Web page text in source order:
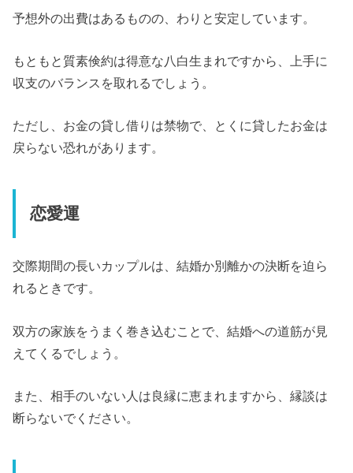
予想外の出費はあるものの、わりと安定しています。
もともと質素倹約は得意な八白生まれですから、上手に
収支のバランスを取れるでしょう。
ただし、お金の貸し借りは禁物で、とくに貸したお金は
戻らない恐れがあります。
恋愛運
交際期間の長いカップルは、結婚か別離かの決断を迫ら
れるときです。
双方の家族をうまく巻き込むことで、結婚への道筋が見
えてくるでしょう。
また、相手のいない人は良縁に恵まれますから、縁談は
断らないでください。